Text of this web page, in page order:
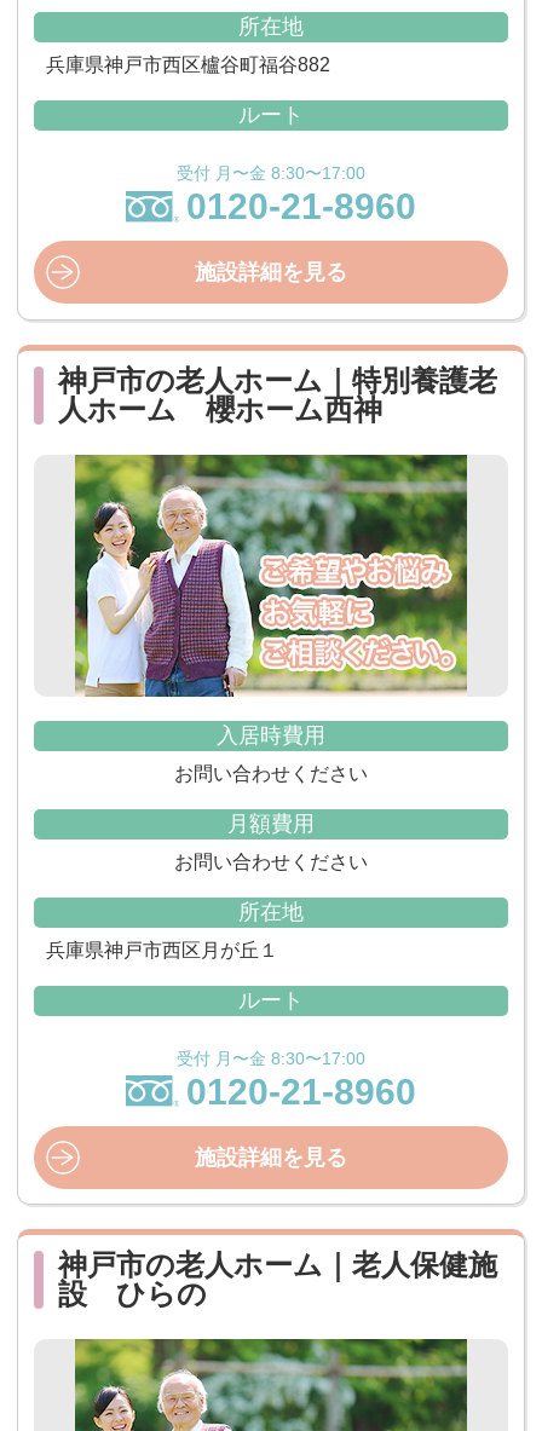
所在地
兵庫県神戸市西区櫨谷町福谷882
ルート
受付 月〜金 8:30〜17:00
0120-21-8960
施設詳細を見る
神戸市の老人ホーム｜特別養護老
人ホーム 櫻ホーム西神
入居時費用
お問い合わせください
月額費用
お問い合わせください
所在地
兵庫県神戸市西区月が丘１
ルート
受付 月〜金 8:30〜17:00
0120-21-8960
施設詳細を見る
神戸市の老人ホーム｜老人保健施
設 ひらの